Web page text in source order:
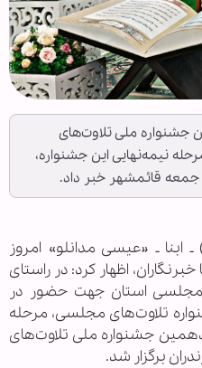
جشنواره ملی تلاوت‌های
نیمه‌نهایی این جشنواره،
ابنا ـ «عیسی مدانلو» امروز
در گفتگو با خبرنگاران، اظهار کرد: در راستای
مجلسی استان جهت حضور در
تلاوت‌های مجلسی، ‌مرحله
جشنواره ملی تلاوت‌های